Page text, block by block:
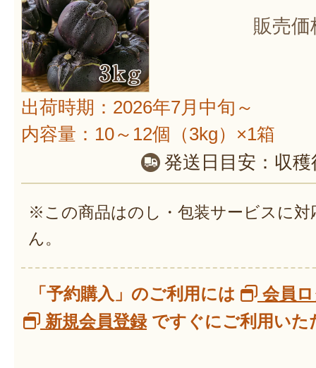
販売価
出荷時期：2026年7月中旬～
内容量：10～12個（3kg）×1箱
発送日目安： 収穫
※この商品はのし・包装サービスに対
ん。
「予約購入」のご利用には
会員
新規会員登録ですぐにご利用いた